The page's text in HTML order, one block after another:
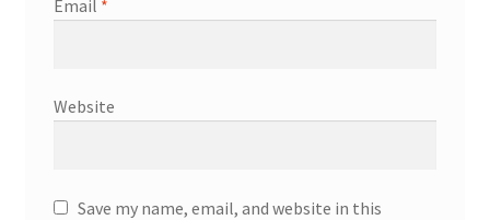
Email *
Website
Save my name, email, and website in this